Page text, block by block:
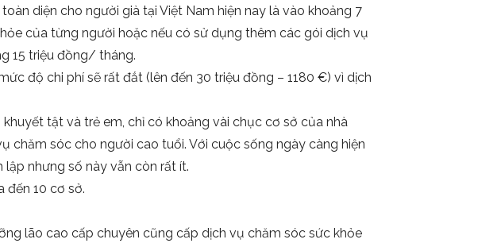
diện cho người già tại Việt Nam hiện nay là vào khoảng 7
của từng người hoặc nếu có sử dụng thêm các gói dịch vụ
15 triệu đồng/ tháng.
độ chi phí sẽ rất đắt (lên đến 30 triệu đồng – 1180 €) vì dịch
tật và trẻ em, chỉ có khoảng vài chục cơ sở của nhà
chăm sóc cho người cao tuổi. Với cuộc sống ngày càng hiện
nhưng số này vẫn còn rất ít.
đến 10 cơ sở.
lão cao cấp chuyên cũng cấp dịch vụ chăm sóc sức khỏe